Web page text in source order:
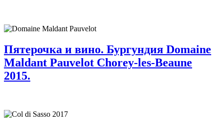
Пятерочка и вино. Бургундия Domaine
Maldant Pauvelot Chorey-les-Beaune
2015.